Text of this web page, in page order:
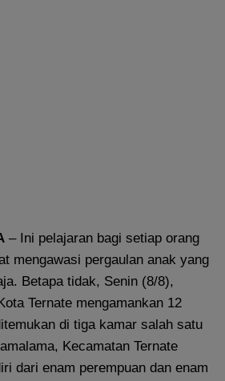
– Ini pelajaran bagi setiap orang
mengawasi pergaulan anak yang
Betapa tidak, Senin (8/8),
Ternate mengamankan 12
di tiga kamar salah satu
Kecamatan Ternate
dari enam perempuan dan enam